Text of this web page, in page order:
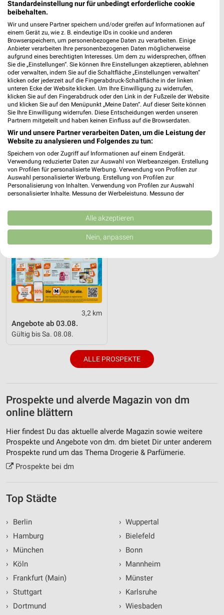
1,1 km
Schuleinleger 2026
Gültig bis Sa. 29.08.
3,2 km
lifestyle Magazin
Gültig bis Mo. 31.08.
Müller
3,2 km
Angebote ab 03.08.
Gültig bis Sa. 08.08.
ALLE PROSPEKTE
Prospekte und alverde Magazin von dm
online blättern
Hier findest Du das aktuelle alverde Magazin sowie weitere
Prospekte und Angebote von dm. dm bietet Dir unter anderem
Prospekte rund um das Thema Drogerie & Parfümerie.
Prospekte bei dm
Top Städte
›
Berlin
›
Hamburg
›
München
›
Köln
›
Frankfurt (Main)
› Stuttgart
›
Dortmund
› Wuppertal
› Bielefeld
› Bonn
› Mannheim
› Münster
› Karlsruhe
› Wiesbaden
Standardeinstellung nur für unbedingt erforderliche cookie
beibehalten.
Wir und unsere Partner speichern und/oder greifen auf Informationen auf
einem Gerät zu, wie z. B. eindeutige IDs in cookie und anderen
Browserspeichern, um personenbezogene Daten zu verarbeiten. Einige
Anbieter verarbeiten Ihre personenbezogenen Daten möglicherweise
aufgrund eines berechtigten Interesses. Um dem zu widersprechen, öffnen
Sie die „Einstellungen“. Sie können Ihre Einstellungen akzeptieren, ablehnen
oder verwalten, indem Sie auf die Schaltfläche „Einstellungen verwalten“
klicken oder jederzeit auf die Fingerabdruck-Schaltfläche in der linken
unteren Ecke der Website klicken. Um Ihre Einwilligung zu widerrufen,
klicken Sie auf den Fingerabdruck oder den Link in der Fußzeile der Website
und klicken Sie auf den Menüpunkt „Meine Daten“. Auf dieser Seite können
Sie Ihre Einwilligung widerrufen. Diese Entscheidungen werden unseren
Partnern mitgeteilt und haben keinen Einfluss auf die Browserdaten.
Wir und unsere Partner verarbeiten Daten, um die Leistung der
Website zu analysieren und Folgendes zu tun:
Speichern von oder Zugriff auf Informationen auf einem Endgerät.
Verwendung reduzierter Daten zur Auswahl von Werbeanzeigen. Erstellung
von Profilen für personalisierte Werbung. Verwendung von Profilen zur
Auswahl personalisierter Werbung. Erstellung von Profilen zur
Personalisierung von Inhalten. Verwendung von Profilen zur Auswahl
personalisierter Inhalte. Messung der Werbeleistung. Messung der
Kombinationen von Daten aus verschiedenen Quellen. Entwicklung und
Verbesserung der Angebote. Verwendung reduzierter Daten zur Auswahl
von Inhalten.
Daten können außerhalb der Europäischen Union weitergegeben und in die
Website/App.
Partnerliste anzeigen (1 IAB-Anbieter)
Wir nutzen Ihre Daten für folgende Zwecke:
IAB-Verarbeitungszwecke:
Speichern von oder Zugriff auf Informationen
auf einem Endgerät
Verwendung von Profilen zur Auswahl
personalisierter Werbung
Erstellung von Profilen zur Personalisierung
von Inhalten
Verwendung von Profilen zur Auswahl
personalisierter Inhalte
Analyse von Zielgruppen durch Statistiken oder
Kombinationen von Daten aus verschiedenen
Quellen
Entwicklung und Verbesserung der Angebote
Verwendung reduzierter Daten zur Auswahl von
Inhalten
Alle akzeptieren
Nein, anpassen